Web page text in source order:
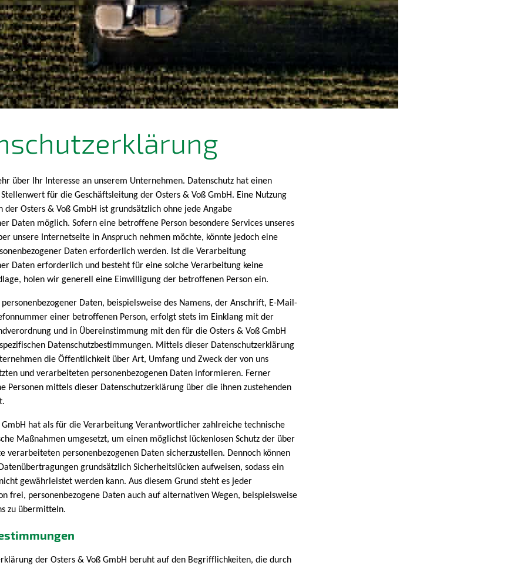
über Ihr Interesse an unserem Unternehmen. Datenschutz hat einen
für die Geschäftsleitung der Osters & Voß GmbH. Eine Nutzung
der Osters & Voß GmbH ist grundsätzlich ohne jede Angabe
Daten möglich. Sofern eine betroffene Person besondere Services unseres
unsere Internetseite in Anspruch nehmen möchte, könnte jedoch eine
Daten erforderlich werden. Ist die Verarbeitung
Daten erforderlich und besteht für eine solche Verarbeitung keine
holen wir generell eine Einwilligung der betroffenen Person ein.
Daten, beispielsweise des Namens, der Anschrift, E-Mail-
einer betroffenen Person, erfolgt stets im Einklang mit der
und in Übereinstimmung mit den für die Osters & Voß GmbH
Datenschutzbestimmungen. Mittels dieser Datenschutzerklärung
die Öffentlichkeit über Art, Umfang und Zweck der von uns
und verarbeiteten personenbezogenen Daten informieren. Ferner
Personen mittels dieser Datenschutzerklärung über die ihnen zustehenden
GmbH hat als für die Verarbeitung Verantwortlicher zahlreiche technische
Maßnahmen umgesetzt, um einen möglichst lückenlosen Schutz der über
verarbeiteten personenbezogenen Daten sicherzustellen. Dennoch können
grundsätzlich Sicherheitslücken aufweisen, sodass ein
gewährleistet werden kann. Aus diesem Grund steht es jeder
frei, personenbezogene Daten auch auf alternativen Wegen, beispielsweise
zu übermitteln.
der Osters & Voß GmbH beruht auf den Begrifflichkeiten, die durch